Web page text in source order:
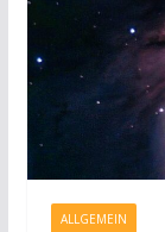
ALLGEMEIN